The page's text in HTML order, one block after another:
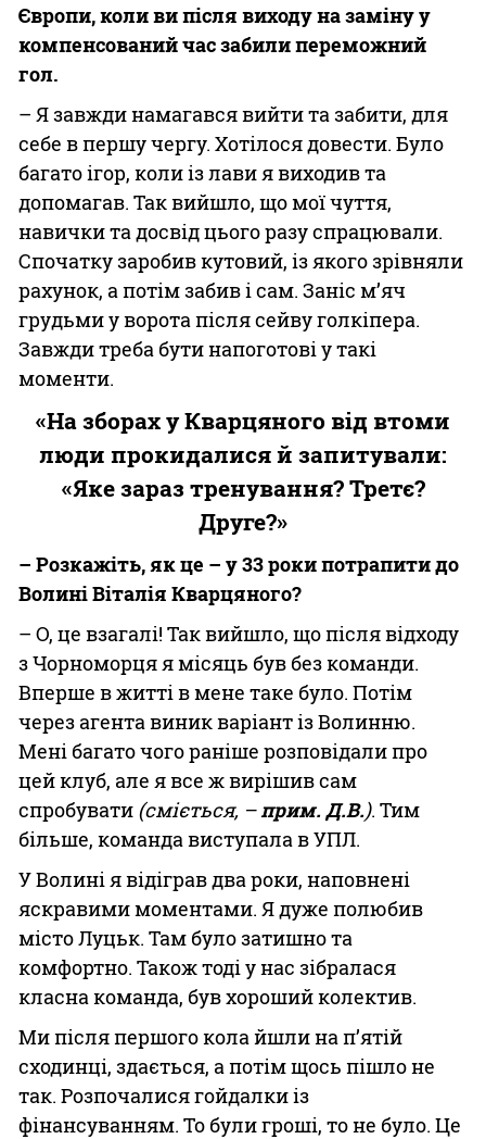
Європи, коли ви після виходу на заміну у
компенсований час забили переможний
гол.
– Я завжди намагався вийти та забити, для
себе в першу чергу. Хотілося довести. Було
багато ігор, коли із лави я виходив та
допомагав. Так вийшло, що мої чуття,
навички та досвід цього разу спрацювали.
Спочатку заробив кутовий, із якого зрівняли
рахунок, а потім забив і сам. Заніс м’яч
грудьми у ворота після сейву голкіпера.
Завжди треба бути напоготові у такі
моменти.
«На зборах у Кварцяного від втоми
люди прокидалися й запитували:
«Яке зараз тренування? Третє?
Друге?»
– Розкажіть, як це – у 33 роки потрапити до
Волині Віталія Кварцяного?
– О, це взагалі! Так вийшло, що після відходу
з Чорноморця я місяць був без команди.
Вперше в житті в мене таке було. Потім
через агента виник варіант із Волинню.
Мені багато чого раніше розповідали про
цей клуб, але я все ж вирішив сам
спробувати (сміється, –прим. Д.В.). Тим
більше, команда виступала в УПЛ.
У Волині я відіграв два роки, наповнені
яскравими моментами. Я дуже полюбив
місто Луцьк. Там було затишно та
комфортно. Також тоді у нас зібралася
класна команда, був хороший колектив.
Ми після першого кола йшли на п’ятій
сходинці, здається, а потім щось пішло не
так. Розпочалися гойдалки із
фінансуванням. То були гроші, то не було. Це